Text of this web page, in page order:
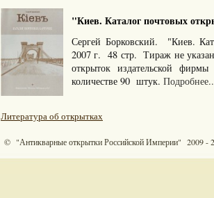
"Киев. Каталог почтовых
Сергей Борковский. "Киев.
2007 г. 48 стр. Тираж не
открыток издательской
количестве 90 штук.
Литература об открытках
© "Антикварные открытки Российской Империи" 2009 -